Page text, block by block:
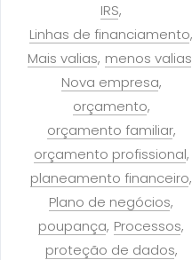
IRS
Linhas de financiamento
Mais valias menos valias
Nova empresa
orçamento
orçamento familiar
orçamento profissional
planeamento financeiro
Plano de negócios
poupança Processos
proteção de dados